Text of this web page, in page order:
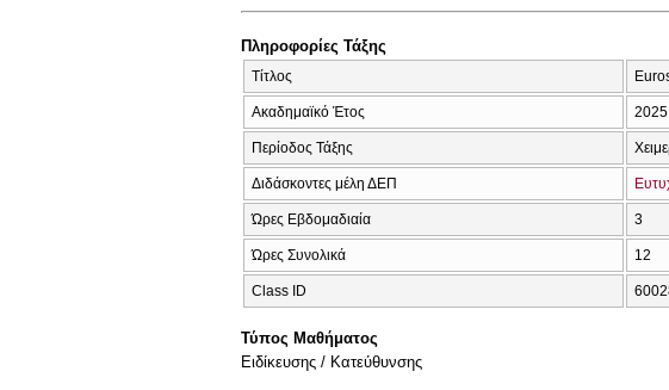
Πληροφορίες Τάξης
Τίτλος
Ακαδημαϊκό Έτος
Περίοδος Τάξης
Διδάσκοντες μέλη ΔΕΠ
Ώρες Εβδομαδιαία 3
Ώρες Συνολικά 12
Class ID
Τύπος Μαθήματος
Eιδίκευσης / Kατεύθυνσης